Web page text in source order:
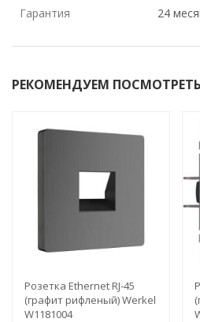
Гарантия 24
РЕКОМЕНДУЕМ ПОСМОТРЕТЬ
Розетка Ethernet RJ-45
(графит рифленый) Werkel
W1181004